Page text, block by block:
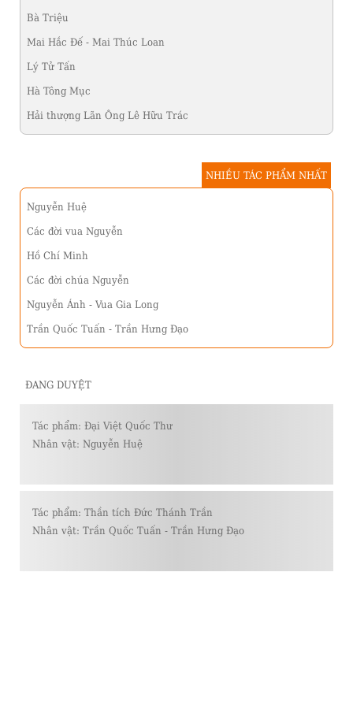
Bà Triệu
Mai Hắc Đế - Mai Thúc Loan
Lý Tử Tấn
Hà Tông Mục
Hải thượng Lãn Ông Lê Hữu Trác
NHIỀU TÁC PHẨM NHẤT
Nguyễn Huệ
Các đời vua Nguyễn
Hồ Chí Minh
Các đời chúa Nguyễn
Nguyễn Ánh - Vua Gia Long
Trần Quốc Tuấn - Trần Hưng Đạo
ĐANG DUYỆT
Tác phẩm: Đại Việt Quốc Thư
Nhân vật: Nguyễn Huệ
Tác phẩm: Thần tích Đức Thánh Trần
Nhân vật: Trần Quốc Tuấn - Trần Hưng Đạo